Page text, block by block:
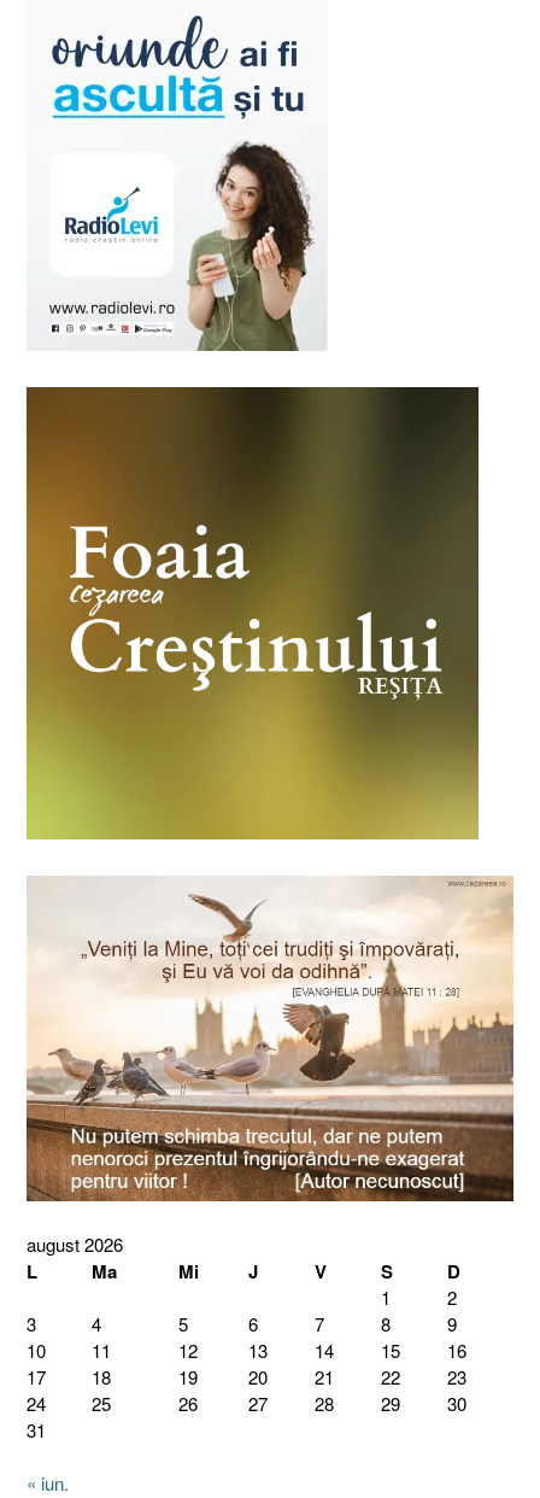
august 2026
L Ma Mi J V S D
1
2
3
4 5 6 7 8
9
10
11 12 13 14 15
16
17
18 19 20 21 22
23
24
25 26 27 28 29
30
31
« iun.